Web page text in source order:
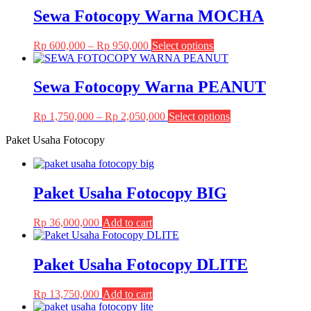
chosen
on
through
Rp 3,000,000
multiple
variants.
chosen
on
the
product
Sewa Fotocopy Warna MOCHA
Rp 600,000 – Rp 950,000Price
range:
through
Rp 950,000
Select options
product
multiple
variants.
The
options
product
Sewa Fotocopy Warna PEANUT
Rp 1,750,000 – Rp 2,050,000Price
Select options
product
Paket Usaha Fotocopy
Paket Usaha Fotocopy BIG
Rp 36,000,000 Add to cart
Paket Usaha Fotocopy DLITE
Rp 13,750,000 Add to cart